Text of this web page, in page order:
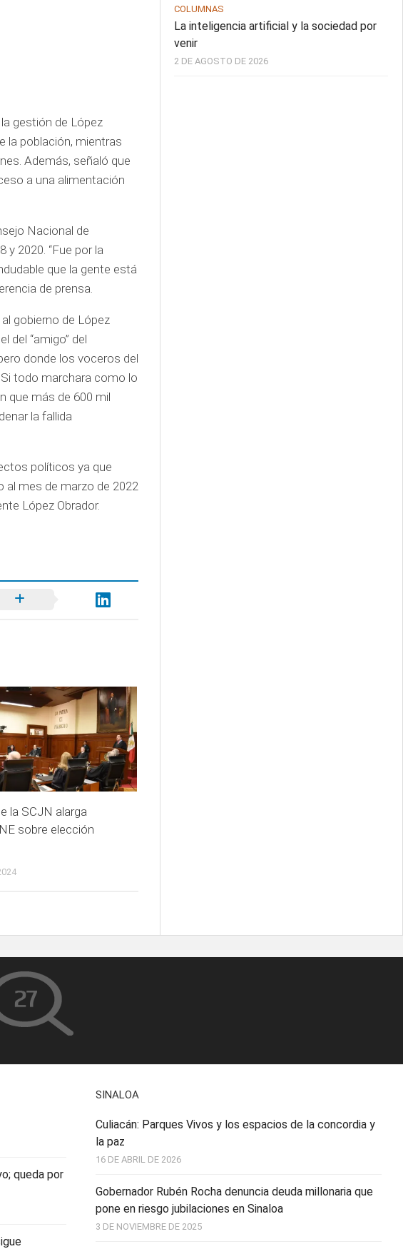
gestión de López
la población, mientras
Además, señaló que
a una alimentación
Nacional de
2020. “Fue por la
que la gente está
de prensa.
gobierno de López
del “amigo” del
donde los voceros del
Si todo marchara como lo
que más de 600 mil
la fallida
políticos ya que
al mes de marzo de 2022
López Obrador.
la SCJN alarga
sobre elección
COLUMNAS
La inteligencia artificial y la sociedad por
venir
2 DE AGOSTO DE 2026
queda por
SINALOA
Culiacán: Parques Vivos y los espacios de la concordia y
la paz
16 DE ABRIL DE 2026
Gobernador Rubén Rocha denuncia deuda millonaria que
pone en riesgo jubilaciones en Sinaloa
3 DE NOVIEMBRE DE 2025